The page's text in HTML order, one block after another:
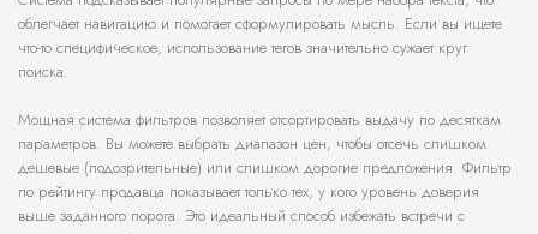
облегчает навигацию и помогает сформулировать мысль. Если вы ищете
что-то специфическое, использование тегов значительно сужает круг
поиска.
Мощная система фильтров позволяет отсортировать выдачу по десяткам
параметров. Вы можете выбрать диапазон цен, чтобы отсечь слишком
дешевые (подозрительные) или слишком дорогие предложения. Фильтр
по рейтингу продавца показывает только тех, у кого уровень доверия
выше заданного порога. Это идеальный способ избежать встречи с